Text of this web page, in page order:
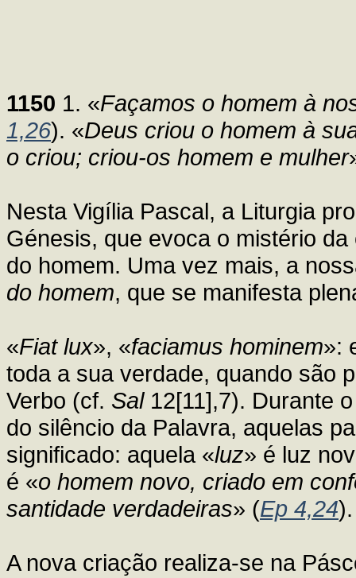
1150 1. «Façamos o homem à
1,26). «Deus criou o homem à
o criou; criou-os homem e mulher
Nesta Vigília Pascal, a Liturgia
Génesis, que evoca o mistério
do homem. Uma vez mais, a
do homem, que se manifesta
«Fiat lux», «faciamus hominem»:
toda a sua verdade, quando são
Verbo (cf. Sal12[11],7). Durante
do silêncio da Palavra, aquelas
significado: aquela «luz» é luz
é «o homem novo, criado em
santidade verdadeiras» (Ep 4,24).
A nova criação realiza-se na